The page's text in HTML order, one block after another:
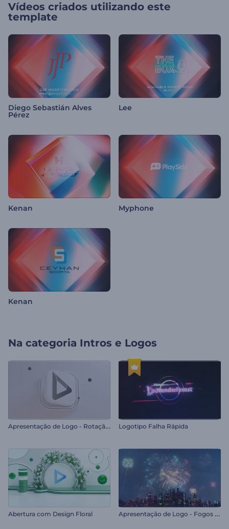
Vídeos criados utilizando este
template
Diego Sebastián Alves
Pérez
Lee
Kenan Myphone
Kenan
Na categoria Intros e Logos
A
presentação de Logo - Rotação Minimalista Logotipo Falha Rápida
Abertura com Design Floral A
presentação de Logo - Fogos de Artifício